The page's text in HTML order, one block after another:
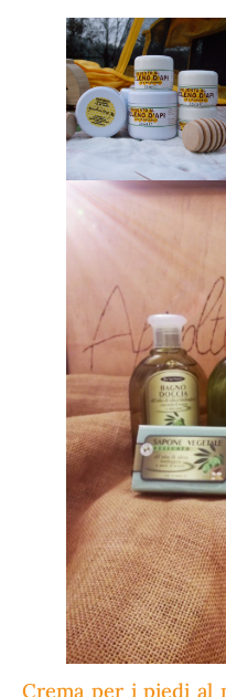
Crema per i piedi al